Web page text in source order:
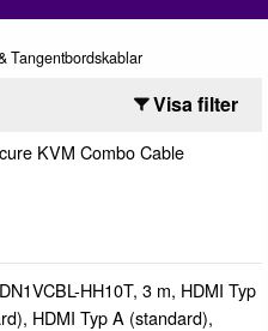
Tangentbordskablar
Visa filter
KVM Combo Cable
HH10T, 3 m, HDMI Typ
HDMI Typ A (standard),